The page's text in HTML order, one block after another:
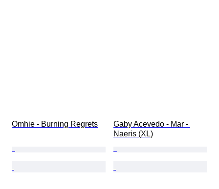
Omhie - Burning Regrets
Gaby Acevedo - Mar -
Naeris (XL)